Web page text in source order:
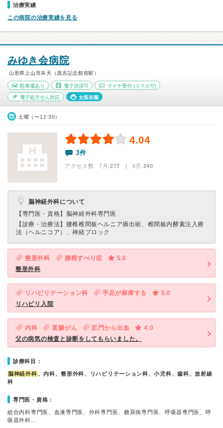
治療実績
この病院の治療実績を見る
みゆき会病院
山形県上山市弁天（茂吉記念館前駅）
駐車場あり 電子決済可 マイナ受付 (スマホ可)
電子処方せん対応 女医在籍
土曜（〜12:30）
4.04
3件
アクセス数 7月:277 | 6月:240
脳神経外科について
【専門医・資格】 脳神経外科専門医
【診療・治療法】
腰椎椎間板ヘルニア摘出術、椎間板内酵素注入療
法（ヘルニコア）、神経ブロック
整形外科 腰椎すべり症
5.0
整形外科
リハビリテーション科 手足が麻痺する
5.0
リハビリ入院
内科 直腸がん 肛門から出血
4.0
父の病気の検査と診断をしてもらいました。
診療科目：
脳神経外科 、内科、整形外科、リハビリテーション科、小児科、歯科、放射線
科
専門医・資格：
総合内科専門医、血液専門医、外科専門医、糖尿病専門医、呼吸器専門医、呼
吸器外科…